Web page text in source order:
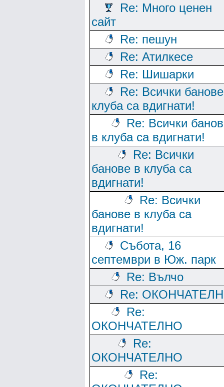
Re: Много ценен
сайт
Re: пешун
Re: Атилкесе
Re: Шишарки
Re: Всички
клуба са вдигнати!
Re: Всички
в клуба са вдигнати!
Re: Всички
банове в клуба са
вдигнати!
Re: Всички
банове в клуба са
вдигнати!
Събота, 16
септември в Юж. парк
Re: Вълчо
Re:
Re:
ОКОНЧАТЕЛНО
Re:
ОКОНЧАТЕЛНО
Re: